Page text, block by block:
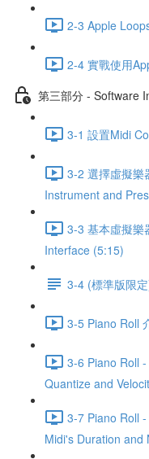
2-3 Apple
2-4 實戰使用
第三部分 - Software
3-1 設置Midi
3-2 選擇虛擬樂
Instrument and
3-3 基本虛擬樂
Interface (5:15)
3-4 (標準版限
3-5 Piano Roll
3-6 Piano Roll
Quantize and
3-7 Piano Roll
Midi's Duration and